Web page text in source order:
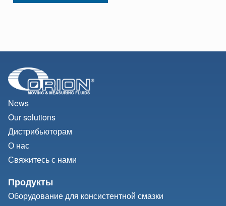
News
Our solutions
Дистрибьюторам
О нас
Свяжитесь с нами
Продукты
Оборудование для консистентной смазки